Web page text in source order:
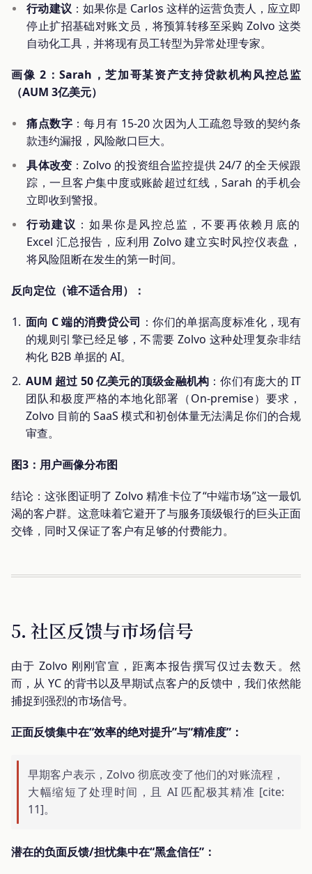
行动建议 ：如果你是 Carlos 这样的运营负责人，应立即
停止扩招基础对账文员，将预算转移至采购 Zolvo 这类
自动化工具，并将现有员工转型为异常处理专家。
画像 2：Sarah，芝加哥某资产支持贷款机构风控总监
（AUM 3亿美元）
痛点数字：每月有 15-20 次因为人工疏忽导致的契约条
款违约漏报，风险敞口巨大。
具体改变 ：Zolvo 的投资组合监控提供 24/7 的全天候跟
踪，一旦客户集中度或账龄超过红线，Sarah 的手机会
立即收到警报。
行动建议 ：如果你是风控总监，不要再依赖月底的
Excel 汇总报告，应利用 Zolvo 建立实时风控仪表盘，
将风险阻断在发生的第一时间。
反向定位（谁不适合用）：
面向 C 端的消费贷公司 ：你们的单据高度标准化，现有
的规则引擎已经足够，不需要 Zolvo 这种处理复杂非结
构化 B2B 单据的 AI。
AUM 超过 50 亿美元的顶级金融机构 ：你们有庞大的 IT
团队和极度严格的本地化部署（On-premise）要求，
Zolvo 目前的 SaaS 模式和初创体量无法满足你们的合规
审查。
图3：用户画像分布图
结论：这张图证明了 Zolvo 精准卡位了“中端市场”这一最饥
渴的客户群。这意味着它避开了与服务顶级银行的巨头正面
交锋，同时又保证了客户有足够的付费能力。
5. 社区反馈与市场信号
由于 Zolvo 刚刚官宣，距离本报告撰写仅过去数天。然
而，从 YC 的背书以及早期试点客户的反馈中，我们依然能
捕捉到强烈的市场信号。
正面反馈集中在“效率的绝对提升”与“精准度”：
早期客户表示，Zolvo 彻底改变了他们的对账流程，
大幅缩短了处理时间，且 AI 匹配极其精准 [cite:
11]。
潜在的负面反馈/担忧集中在“黑盒信任”：